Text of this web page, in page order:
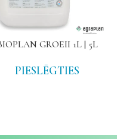
GROEII 1L | 5L
PIESLĒGTIES